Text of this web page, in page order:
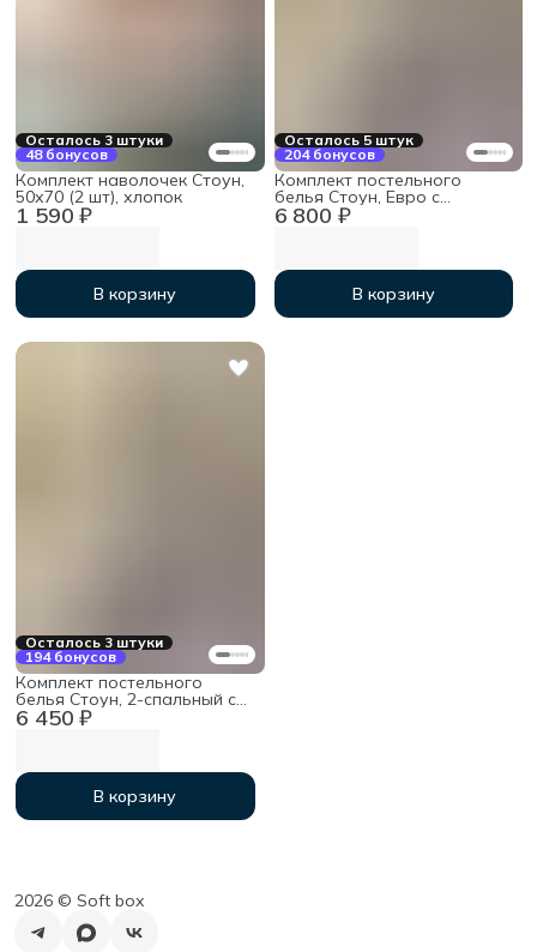
Осталось 3 штуки
48 бонусов
1 590 ₽
Комплект наволочек Стоун,
50х70 (2 шт), хлопок
В корзину
Осталось 5 штук
204 бонусов
6 800 ₽
Комплект постельного
белья Стоун, Евро с
простыней на резинке
160х200х30, хлопок
В корзину
Осталось 3 штуки
194 бонусов
6 450 ₽
Комплект постельного
белья Стоун, 2-спальный с
простыней на резинке
160х200х30, хлопок
В корзину
2026 ©︎ Soft box